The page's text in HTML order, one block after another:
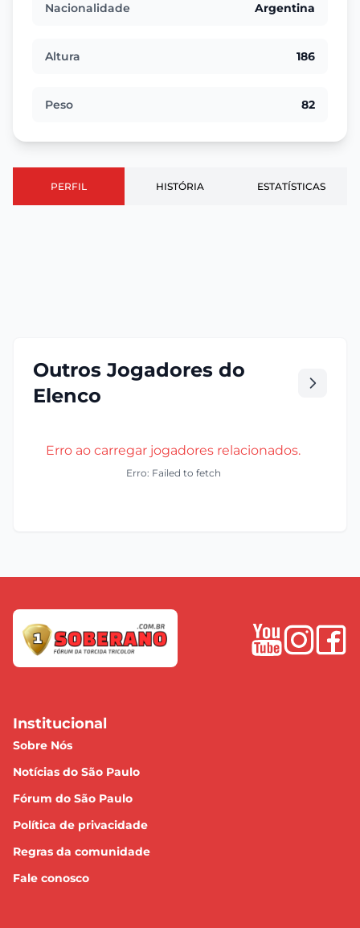
Nacionalidade Argentina
Altura 186
Peso 82
PERFIL HISTÓRIA ESTATÍSTICAS
Outros Jogadores do
Elenco
Erro ao carregar jogadores relacionados.
Erro: Failed to fetch
Institucional
Sobre Nós
Notícias do São Paulo
Fórum do São Paulo
Política de privacidade
Regras da comunidade
Fale conosco